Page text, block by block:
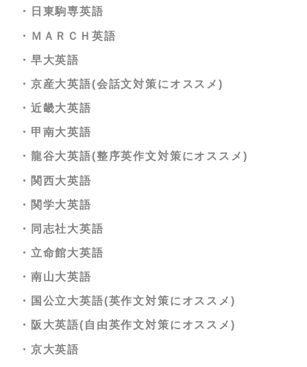
・日東駒専英語
・ＭＡＲＣＨ英語
・早大英語
・京産大英語(会話文対策にオススメ)
・近畿大英語
・甲南大英語
・龍谷大英語(整序英作文対策にオススメ)
・関西大英語
・関学大英語
・同志社大英語
・立命館大英語
・南山大英語
・国公立大英語(英作文対策にオススメ)
・阪大英語(自由英作文対策にオススメ)
・京大英語